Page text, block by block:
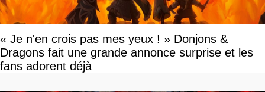
« Je n'en crois pas mes yeux ! » Donjons &
Dragons fait une grande annonce surprise et les
fans adorent déjà